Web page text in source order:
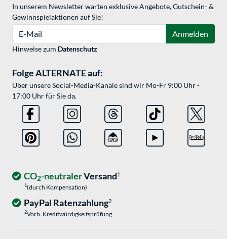
In unserem Newsletter warten exklusive Angebote, Gutschein- &
Gewinnspielaktionen auf Sie!
Anmelden
Hinweise zum Datenschutz
Folge ALTERNATE auf:
Über unsere Social-Media-Kanäle sind wir Mo-Fr 9:00 Uhr -
17:00 Uhr für Sie da.
CO2-neutralerVersand1
1(durch Kompensation)
PayPal Ratenzahlung2
2Vorb. Kreditwürdigkeitsprüfung